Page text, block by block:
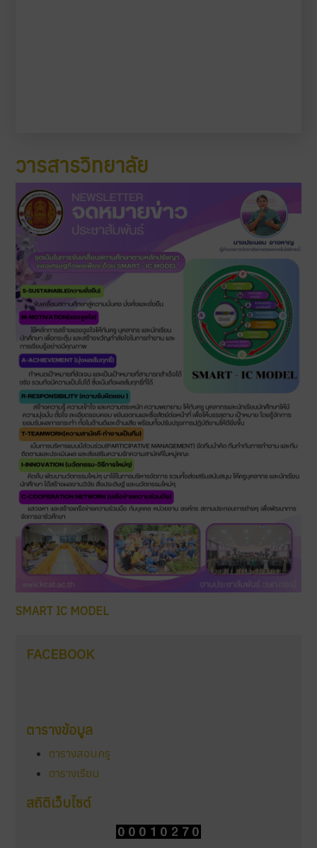
วารสารวิทยาลัย
SMART IC MODEL
FACEBOOK
ตารางข้อมูล
ตารางสอนครู
ตารางเรียน
สถิติเว็บไซต์